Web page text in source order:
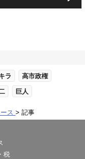
ラ 高市政権
巨人
ス 記事
税